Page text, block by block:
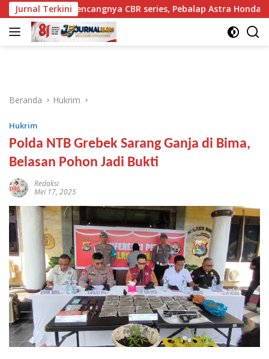
Langsung
ke
konten
Jurnal Terkini
Kencangnya CBR series, Pebalap Astra Honda Raih
Beranda Hukrim
Hukrim
Polda NTB Grebek Sarang Ganja di Bima,
Belasan Pohon Jadi Bukti
Redaksi
Mei 17, 2025